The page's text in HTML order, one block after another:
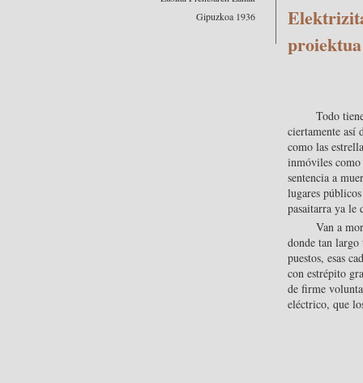
proiektua
Todo
ciertamente así
como las
inmóviles como
sentencia a
lugares
pasaitarra ya le
Van a
donde tan largo
puestos, esas
con estrépito
de firme
eléctrico, que
Gipuzkoa 1936